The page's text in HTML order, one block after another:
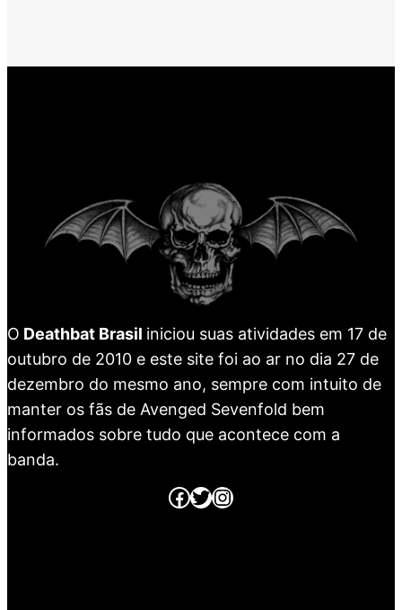
O Deathbat Brasil iniciou suas atividades em 17 de
outubro de 2010 e este site foi ao ar no dia 27 de
dezembro do mesmo ano, sempre com intuito de
manter os fãs de Avenged Sevenfold bem
informados sobre tudo que acontece com a
banda.
Página no Facebook
Página no Twitter
Página no Instagram